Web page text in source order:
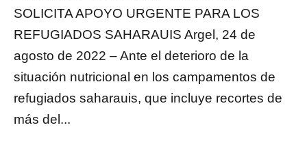
SOLICITA APOYO URGENTE PARA LOS
REFUGIADOS SAHARAUIS Argel, 24 de
agosto de 2022 – Ante el deterioro de la
situación nutricional en los campamentos de
refugiados saharauis, que incluye recortes de
más del...